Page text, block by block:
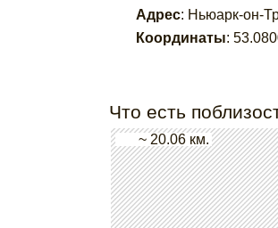
Адрес: Ньюарк-он-
Координаты:
Что есть
~ 20.06 км.